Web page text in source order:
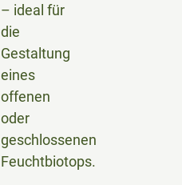
– ideal für
die
Gestaltung
eines
offenen
oder
geschlossenen
Feuchtbiotops.